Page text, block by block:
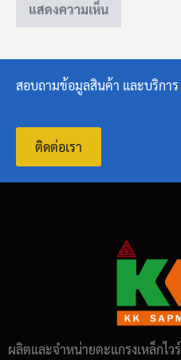
สอบถามข้อมูลสินค้า และบริการ
ติดต่อเรา
ผลิตและจำหน่ายตะแกรงเหล็กไ